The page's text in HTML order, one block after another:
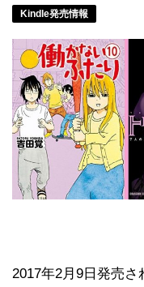
Kindle発売情報
2017年2月9日発売